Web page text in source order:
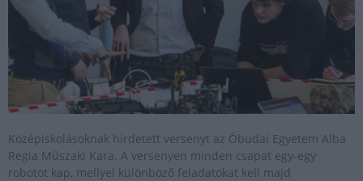
Középiskolásoknak hirdetett versenyt az Óbudai Egyetem Alba
Regia Műszaki Kara. A versenyen minden csapat egy-egy
robotot kap, mellyel különböző feladatokat kell majd